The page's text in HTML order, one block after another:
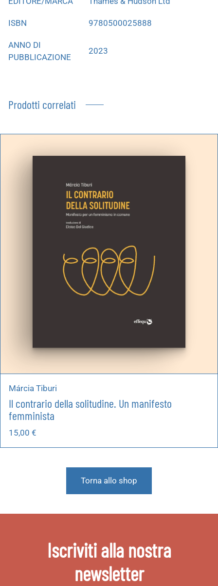
ISBN 9780500025888
ANNO DI
PUBBLICAZIONE
2023
Prodotti correlati
Márcia Tiburi
Il contrario della solitudine. Un manifesto
femminista
15,00 €
Torna allo shop
Iscriviti alla nostra
newsletter